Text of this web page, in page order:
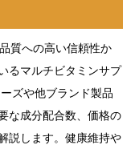
質への高い信頼性か
るマルチビタミンサプ
ズや他ブランド製品
な成分配合数、価格の
説します。健康維持や